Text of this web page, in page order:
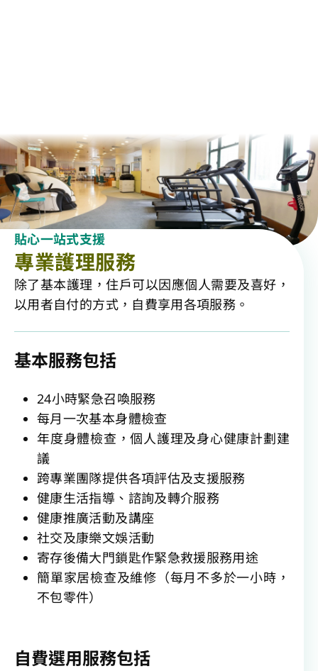
貼心一站式支援
專業護理服務
除了基本護理，住戶可以因應個人需要及喜好，
以用者自付的方式，自費享用各項服務。
基本服務包括
24小時緊急召喚服務
每月一次基本身體檢查
年度身體檢查，個人護理及身心健康計劃建
議
跨專業團隊提供各項評估及支援服務
健康生活指導、諮詢及轉介服務
健康推廣活動及講座
社交及康樂文娛活動
寄存後備大門鎖匙作緊急救援服務用途
簡單家居檢查及維修（每月不多於一小時，
不包零件）
自費選用服務包括